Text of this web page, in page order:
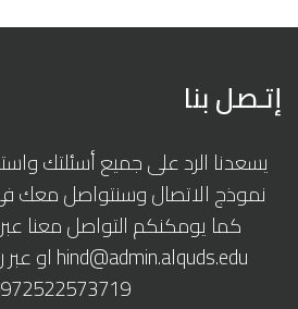
إتـصل بنا
يسعدنا الرد على جميع أسئلتك
نموذج الاتصال وسنتواصل
كما يومكنكم التواصل معنا عبر
hind@admin.alquds.edu او